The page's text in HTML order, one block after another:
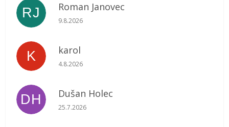
RJ Roman Janovec
Hodnotenie obchodu je 5 z 5 hviezdičiek.
9.8.2026
K karol
Hodnotenie obchodu je 5 z 5 hviezdičiek.
4.8.2026
DH Dušan Holec
Hodnotenie obchodu je 5 z 5 hviezdičiek.
25.7.2026